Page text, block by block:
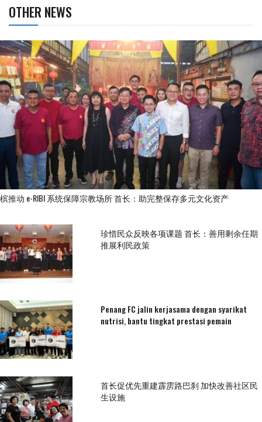
OTHER NEWS
槟推动 e-RIBI 系统保障宗教场所 首长：助完整保存多元文化资产
珍惜民众反映各项课题 首长：善用剩余任期
推展利民政策
Penang FC jalin kerjasama dengan syarikat
nutrisi, bantu tingkat prestasi pemain
首长促优先重建霹雳路巴刹 加快改善社区民
生设施